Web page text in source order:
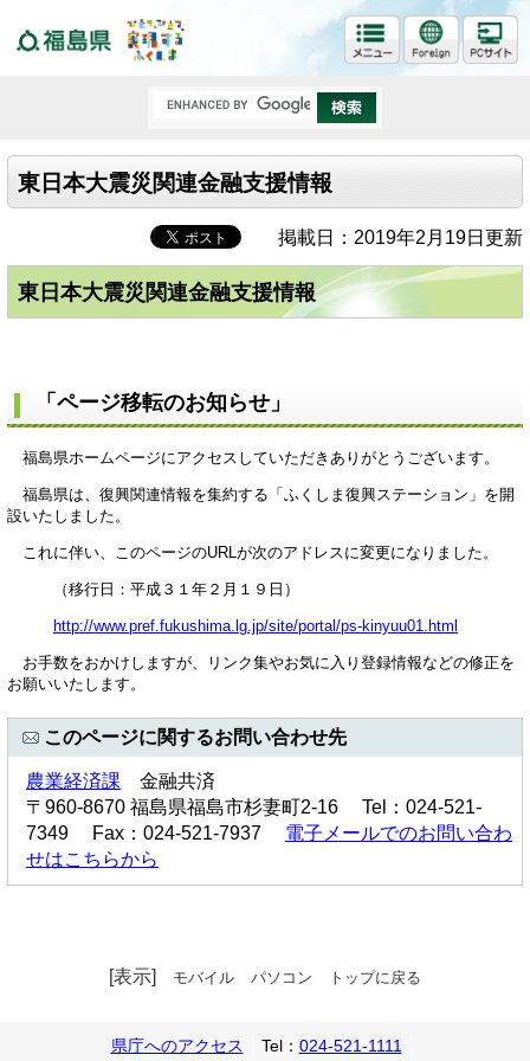
東日本大震災関連金融支援情報
掲載日：2019年2月19日更新
東日本大震災関連金融支援情報
「ページ移転のお知らせ」
福島県ホームページにアクセスしていただきありがとうございます。
福島県は、復興関連情報を集約する「ふくしま復興ステーション」を開
設いたしました。
これに伴い、このページのURLが次のアドレスに変更になりました。
（移行日：平成３１年２月１９日）
http://www.pref.fukushima.lg.jp/site/portal/ps-kinyuu01.html
お手数をおかけしますが、リンク集やお気に入り登録情報などの修正を
お願いいたします。
このページに関するお問い合わせ先
農業経済課 金融共済
〒960-8670 福島県福島市杉妻町2-16 Tel：024-521-
7349 Fax：024-521-7937 電子メールでのお問い合わ
せはこちらから
[表示] モバイル パソコン トップに戻る
県庁へのアクセス Tel： 024-521-1111